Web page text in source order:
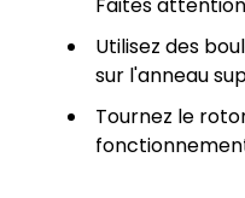
Faites
Utilisez des
sur l'anneau
Tournez le